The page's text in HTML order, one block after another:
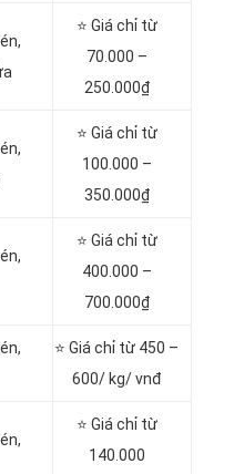
⭐ Giá chỉ từ
70.000 –
250.000₫
⭐ Giá chỉ từ
100.000 –
350.000₫
⭐ Giá chỉ từ
400.000 –
700.000₫
⭐ Giá chỉ từ 450 –
600/ kg/ vnđ
⭐ Giá chỉ từ
140.000